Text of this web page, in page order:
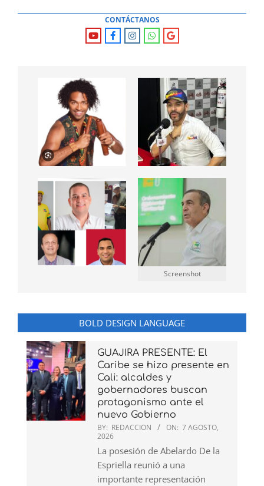
CONTÁCTANOS
Screenshot
BOLD DESIGN LANGUAGE
GUAJIRA PRESENTE: El
Caribe se hizo presente en
Cali: alcaldes y
gobernadores buscan
protagonismo ante el
nuevo Gobierno
BY: REDACCION ON: 7 AGOSTO,
2026
La posesión de Abelardo De la
Espriella reunió a una
importante representación